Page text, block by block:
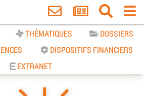
THÉMATIQUES
DOSSIERS
DISPOSITIFS FINANCIERS
EXTRANET